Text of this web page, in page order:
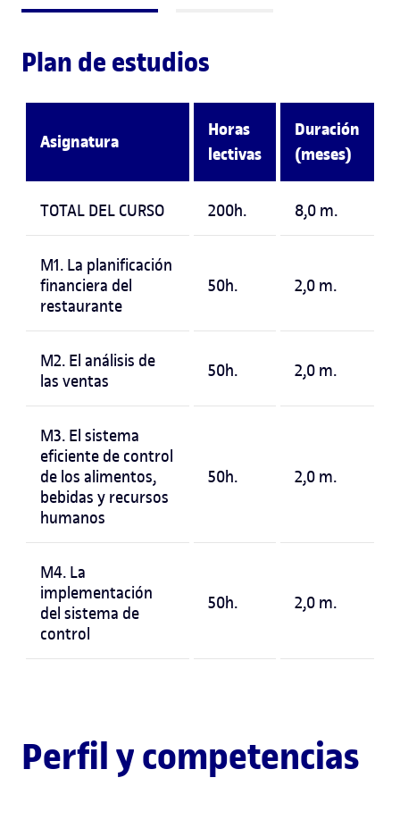
Plan de estudios
Asignatura
Horas
lectivas
Duración
(meses)
TOTAL DEL CURSO 200h. 8,0 m.
M1. La planificación
financiera del
restaurante
50h. 2,0 m.
M2. El análisis de
las ventas
50h. 2,0 m.
M3. El sistema
eficiente de control
de los alimentos,
bebidas y recursos
humanos
50h. 2,0 m.
M4. La
implementación
del sistema de
control
50h. 2,0 m.
Perfil y competencias